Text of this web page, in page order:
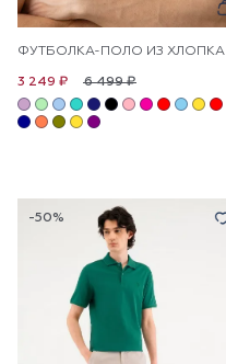
ФУТБОЛКА-ПОЛО ИЗ ХЛОПКА
6 499 ₽
3 249 ₽
-50%